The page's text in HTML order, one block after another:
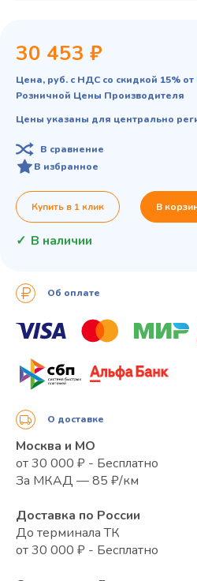
30 453 ₽
Цена, руб. с НДС со скидкой 15%
Розничной Цены Производителя
Цены указаны для центрально
В сравнение
В избранное
Купить в 1 клик В
В наличии
Об оплате
О доставке
Москва и МО
от 30 000 ₽ - Бесплатно
За МКАД — 85 ₽/км
Доставка по России
До терминала ТК
от 30 000 ₽ - Бесплатно